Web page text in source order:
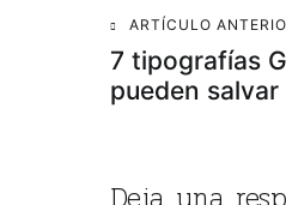
Navegación
de
entradas
ARTÍCULO
7 tipografías
pueden salvar